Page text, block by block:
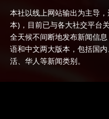
本社以线上网站输出为主导
本)，目前已与各大社交平台
全天候不间断地发布新闻信
语和中文两大版本，包括国
活、华人等新闻类别。